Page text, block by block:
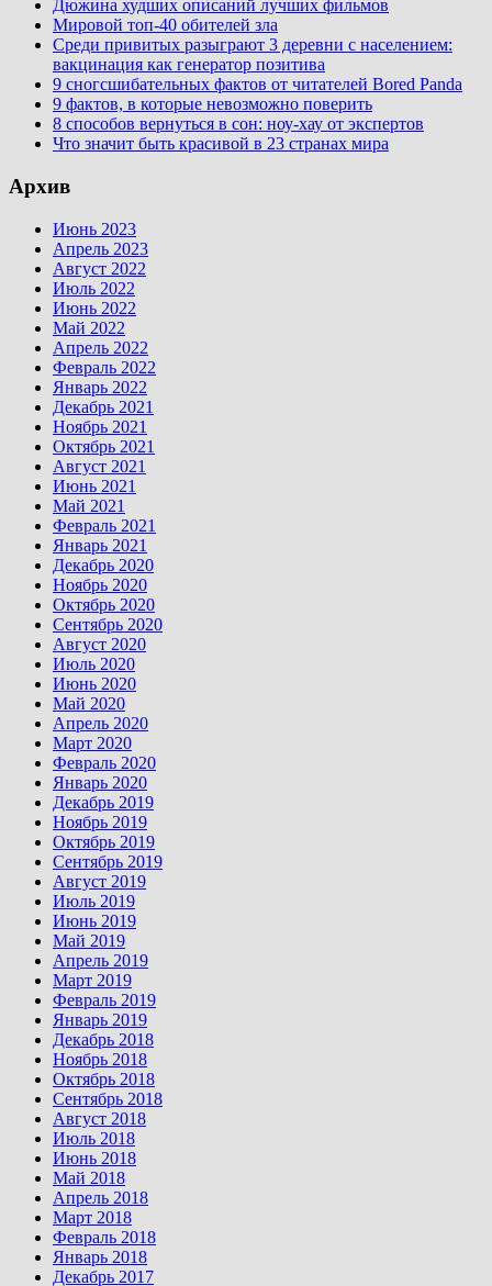
Дюжина худших описаний лучших фильмов
Мировой топ-40 обителей зла
Среди привитых разыграют 3 деревни с населением:
вакцинация как генератор позитива
9 сногсшибательных фактов от читателей Bored Panda
9 фактов, в которые невозможно поверить
8 способов вернуться в сон: ноу-хау от экспертов
Что значит быть красивой в 23 странах мира
Архив
Июнь 2023
Апрель 2023
Август 2022
Июль 2022
Июнь 2022
Май 2022
Апрель 2022
Февраль 2022
Январь 2022
Декабрь 2021
Ноябрь 2021
Октябрь 2021
Август 2021
Июнь 2021
Май 2021
Февраль 2021
Январь 2021
Декабрь 2020
Ноябрь 2020
Октябрь 2020
Сентябрь 2020
Август 2020
Июль 2020
Июнь 2020
Май 2020
Апрель 2020
Март 2020
Февраль 2020
Январь 2020
Декабрь 2019
Ноябрь 2019
Октябрь 2019
Сентябрь 2019
Август 2019
Июль 2019
Июнь 2019
Май 2019
Апрель 2019
Март 2019
Февраль 2019
Январь 2019
Декабрь 2018
Ноябрь 2018
Октябрь 2018
Сентябрь 2018
Август 2018
Июль 2018
Июнь 2018
Май 2018
Апрель 2018
Март 2018
Февраль 2018
Январь 2018
Декабрь 2017